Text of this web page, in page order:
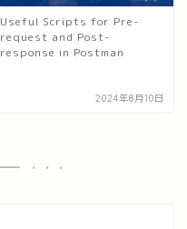
Useful Scripts for Pre-
request and Post-
response in Postman
2024年8月10日